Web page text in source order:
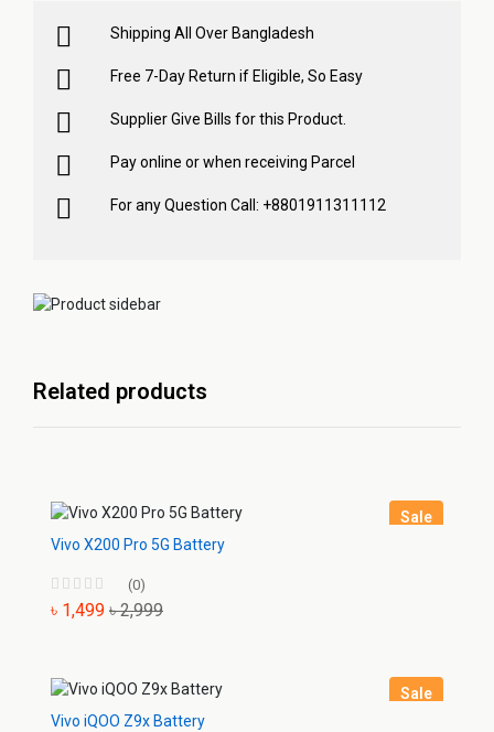
Shipping All Over Bangladesh
Free 7-Day Return if Eligible, So Easy
Supplier Give Bills for this Product.
Pay online or when receiving Parcel
For any Question Call: +8801911311112
Related products
Sale
Vivo X200 Pro 5G Battery
(0)
৳ 1,499 ৳ 2,999
Sale
Vivo iQOO Z9x Battery